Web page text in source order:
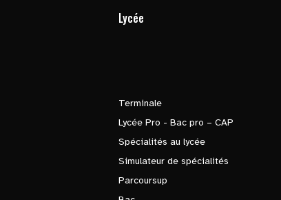
Lycée
Terminale
Lycée Pro - Bac pro – CAP
Spécialités au lycée
Simulateur de spécialités
Parcoursup